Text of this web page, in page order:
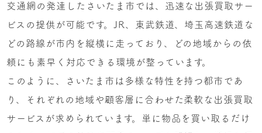
交通網の発達したさいたま市では、迅速な出張買取サー
ビスの提供が可能です。JR、東武鉄道、埼玉高速鉄道な
どの路線が市内を縦横に走っており、どの地域からの依
頼にも素早く対応できる環境が整っています。
このように、さいたま市は多様な特性を持つ都市であ
り、それぞれの地域や顧客層に合わせた柔軟な出張買取
サービスが求められています。単に物品を買い取るだけ